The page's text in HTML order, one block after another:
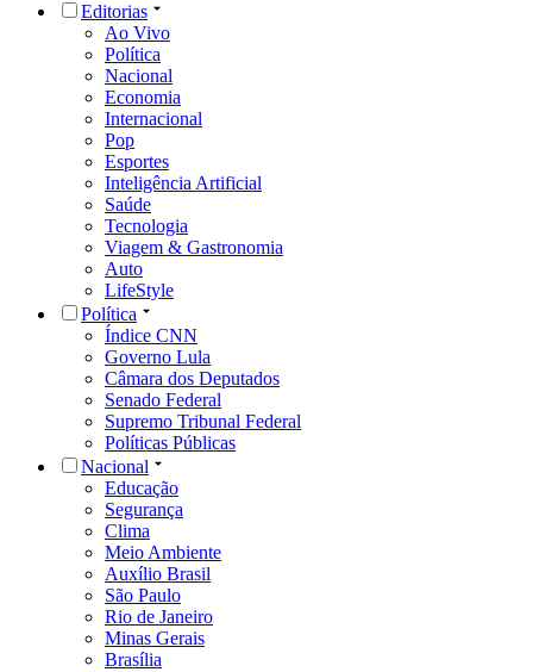
Editorias
Ao Vivo
Política
Nacional
Economia
Internacional
Pop
Esportes
Inteligência Artificial
Saúde
Tecnologia
Viagem & Gastronomia
Auto
LifeStyle
Política
Índice CNN
Governo Lula
Câmara dos Deputados
Senado Federal
Supremo Tribunal Federal
Políticas Públicas
Nacional
Educação
Segurança
Clima
Meio Ambiente
Auxílio Brasil
São Paulo
Rio de Janeiro
Minas Gerais
Brasília